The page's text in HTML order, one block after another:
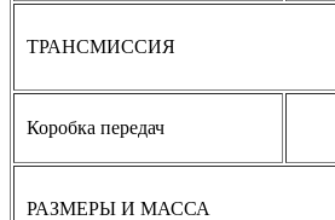
ТРАНСМИССИЯ
Коробка передач
РАЗМЕРЫ И МАССА